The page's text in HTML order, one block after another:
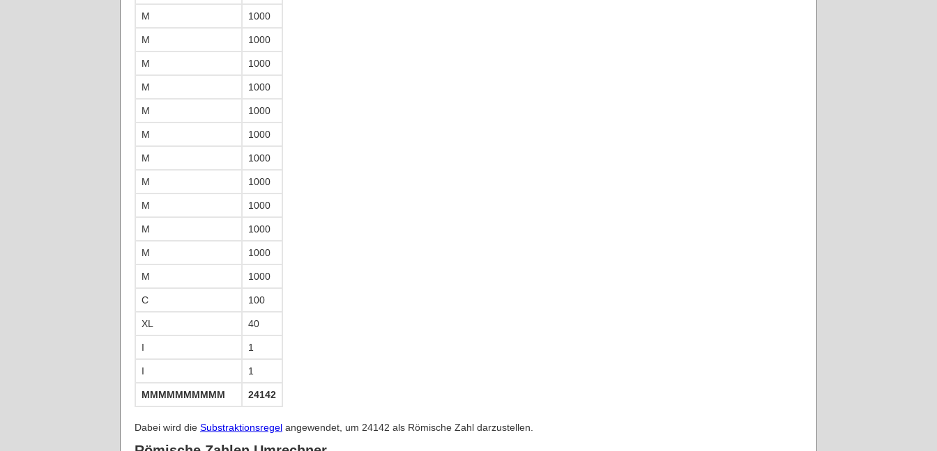
M 1000
M 1000
M 1000
M 1000
M 1000
M 1000
M 1000
M 1000
M 1000
M 1000
M 1000
M 1000
C 100
XL 40
I 1
I 1
MMMMMMMMMMMMMMMMMMMMMMMMCXLII
24142
Dabei wird die Substraktionsregel angewendet, um 24142 als Römische Zahl darzustellen.